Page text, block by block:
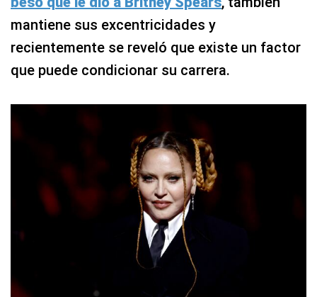
mantiene sus excentricidades y
recientemente se reveló que existe un factor
que puede condicionar su carrera.